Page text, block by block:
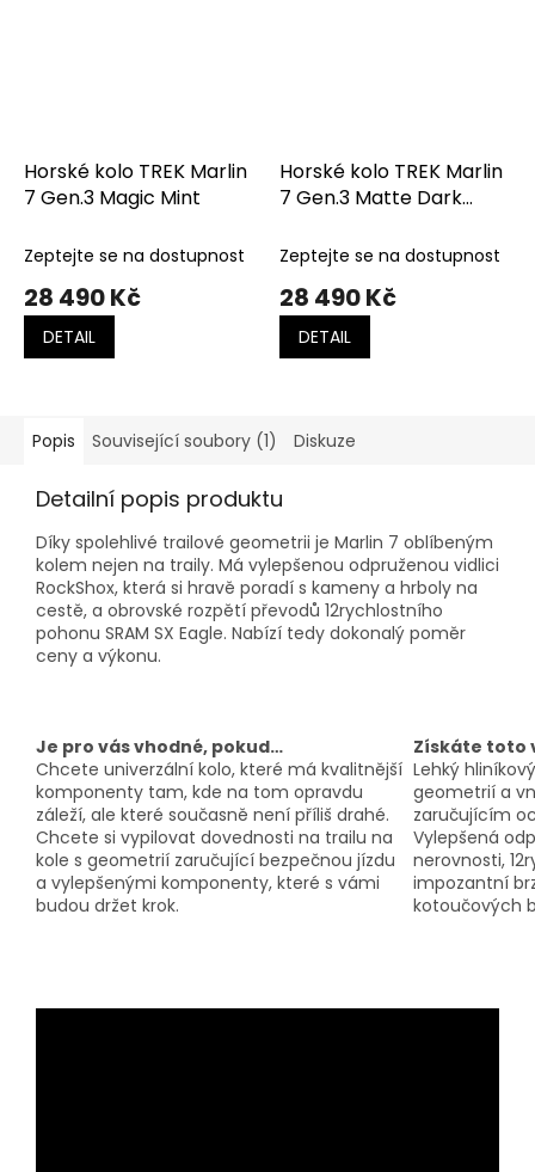
Horské kolo TREK Marlin
7 Gen.3 Magic Mint
Zeptejte se na dostupnost
28 490 Kč
DETAIL
Horské kolo TREK Marlin
7 Gen.3 Matte Dark
Splatter
Zeptejte se na dostupnost
28 490 Kč
DETAIL
Popis Související soubory (1) Diskuze
Detailní popis produktu
Díky spolehlivé trailové geometrii je Marlin 7 oblíbeným
kolem nejen na traily. Má vylepšenou odpruženou vidlici
RockShox, která si hravě poradí s kameny a hrboly na
cestě, a obrovské rozpětí převodů 12rychlostního
pohonu SRAM SX Eagle. Nabízí tedy dokonalý poměr
ceny a výkonu.
Je pro vás vhodné, pokud…
Získáte toto
Chcete univerzální kolo, které má kvalitnější
komponenty tam, kde na tom opravdu
záleží, ale které současně není příliš drahé.
Chcete si vypilovat dovednosti na trailu na
kole s geometrií zaručující bezpečnou jízdu
a vylepšenými komponenty, které s vámi
budou držet krok.
Lehký
geometrií a
zaručujícím
Vylepšená
nerovnosti,
impozantní
kotoučových